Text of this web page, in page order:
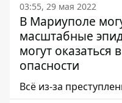
03:55, 29 мая 2022
В Мариуполе
масштабные
могут оказаться
опасности
Всё из-за